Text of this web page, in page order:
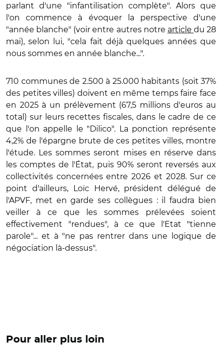
parlant d'une "infantilisation complète". Alors que
l'on commence à évoquer la perspective d'une
"année blanche" (voir entre autres notre article du 28
mai), selon lui, "cela fait déjà quelques années que
nous sommes en année blanche...".
710 communes de 2.500 à 25.000 habitants (soit 37%
des petites villes) doivent en même temps faire face
en 2025 à un prélèvement (67,5 millions d'euros au
total) sur leurs recettes fiscales, dans le cadre de ce
que l'on appelle le "Dilico". La ponction représente
4,2% de l'épargne brute de ces petites villes, montre
l'étude. Les sommes seront mises en réserve dans
les comptes de l'État, puis 90% seront reversés aux
collectivités concernées entre 2026 et 2028. Sur ce
point d'ailleurs, Loïc Hervé, président délégué de
l'APVF, met en garde ses collègues : il faudra bien
veiller à ce que les sommes prélevées soient
effectivement "rendues", à ce que l'Etat "tienne
parole"... et à "ne pas rentrer dans une logique de
négociation là-dessus".
Pour aller plus loin